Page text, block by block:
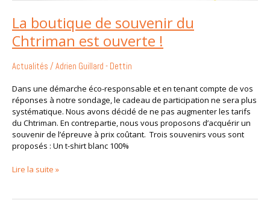
La boutique de souvenir du
Chtriman est ouverte !
Actualités /Adrien Guillard - Dettin
Dans une démarche éco-responsable et en tenant compte de vos
réponses à notre sondage, le cadeau de participation ne sera plus
systématique. Nous avons décidé de ne pas augmenter les tarifs
du Chtriman. En contrepartie, nous vous proposons d’acquérir un
souvenir de l’épreuve à prix coûtant. Trois souvenirs vous sont
proposés : Un t-shirt blanc 100%
Lire la suite »